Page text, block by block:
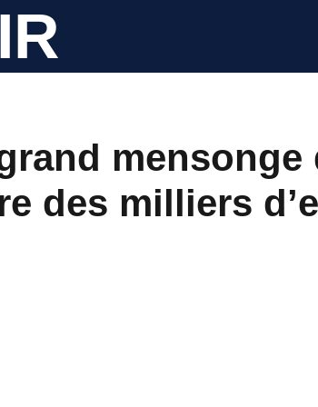
des milliers